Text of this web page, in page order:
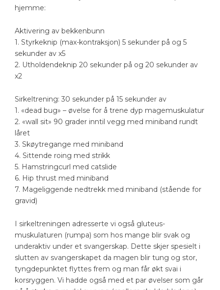
hjemme:
Aktivering av bekkenbunn
1. Styrkeknip (max-kontraksjon) 5 sekunder på og 5
sekunder av x5
2. Utholdendeknip 20 sekunder på og 20 sekunder av
x2
Sirkeltrening: 30 sekunder på 15 sekunder av
1. «dead bug» – øvelse for å trene dyp magemuskulatur
2. «wall sit» 90 grader inntil vegg med miniband rundt
låret
3. Skøytregange med miniband
4. Sittende roing med strikk
5. Hamstringcurl med catslide
6. Hip thrust med miniband
7. Mageliggende nedtrekk med miniband (stående for
gravid)
I sirkeltreningen adresserte vi også gluteus-
muskulaturen (rumpa) som hos mange blir svak og
underaktiv under et svangerskap. Dette skjer spesielt i
slutten av svangerskapet da magen blir tung og stor,
tyngdepunktet flyttes frem og man får økt svai i
korsryggen. Vi hadde også med et par øvelser som går